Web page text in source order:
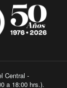
Central -
a 18:00 hrs.).